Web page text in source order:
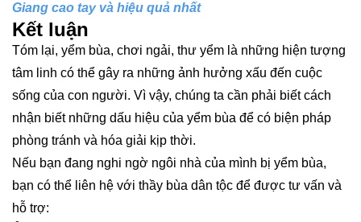
Giang cao tay và hiệu quả nhất
Kết luận
Tóm lại, yểm bùa, chơi ngải, thư yểm là những hiện tượng
tâm linh có thể gây ra những ảnh hưởng xấu đến cuộc
sống của con người. Vì vậy, chúng ta cần phải biết cách
nhận biết những dấu hiệu của yểm bùa để có biện pháp
phòng tránh và hóa giải kịp thời.
Nếu bạn đang nghi ngờ ngôi nhà của mình bị yểm bùa,
bạn có thể liên hệ với thầy bùa dân tộc để được tư vấn và
hỗ trợ: